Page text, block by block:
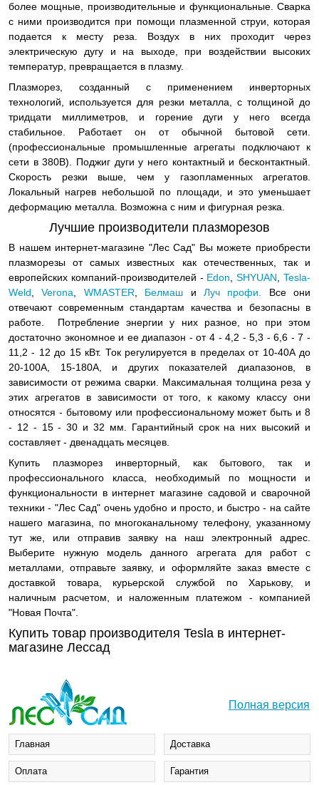
более мощные, производительные и функциональные. Сварка
с ними производится при помощи плазменной струи, которая
подается к месту реза. Воздух в них проходит через
электрическую дугу и на выходе, при воздействии высоких
температур, превращается в плазму.
Плазморез, созданный с применением инверторных
технологий, используется для резки металла, с толщиной до
тридцати миллиметров, и горение дуги у него всегда
стабильное. Работает он от обычной бытовой сети.
(профессиональные промышленные агрегаты подключают к
сети в 380В). Поджиг дуги у него контактный и бесконтактный.
Скорость резки выше, чем у газопламенных агрегатов.
Локальный нагрев небольшой по площади, и это уменьшает
деформацию металла. Возможна с ним и фигурная резка.
Лучшие производители плазморезов
В нашем интернет-магазине "Лес Сад" Вы можете приобрести
плазморезы от самых известных как отечественных, так и
европейских компаний-производителей - Edon ,SHYUAN ,Tesla-
Weld ,Verona WMASTER Белмаш и Луч профи.
Все они
отвечают современным стандартам качества и безопасны в
работе. Потребление энергии у них разное, но при этом
достаточно экономное и ее диапазон - от 4 - 4,2 - 5,3 - 6,6 - 7 -
11,2 - 12 до 15 кВт. Ток регулируется в пределах от 10-40А до
20-100А, 15-180А, и других показателей диапазонов, в
зависимости от режима сварки. Максимальная толщина реза у
этих агрегатов в зависимости от того, к какому классу они
относятся - бытовому или профессиональному может быть и 8
- 12 - 15 - 30 и 32 мм. Гарантийный срок на них высокий и
составляет - двенадцать месяцев.
Купить плазморез инверторный, как бытового, так и
профессионального класса, необходимый по мощности и
функциональности в интернет магазине садовой и сварочной
техники - "Лес Сад" очень удобно и просто, и быстро - на сайте
нашего магазина, по многоканальному телефону, указанному
тут же, или отправив заявку на наш электронный адрес.
Выберите нужную модель данного агрегата для работ с
металлами, отправьте заявку, и оформляйте заказ вместе с
доставкой товара, курьерской службой по Харькову, и
наличным расчетом, и наложенным платежом - компанией
"Новая Почта".
Купить товар производителя Tesla в интернет-
магазине Лессад
Полная версия
Главная Доставка
Оплата Гарантия